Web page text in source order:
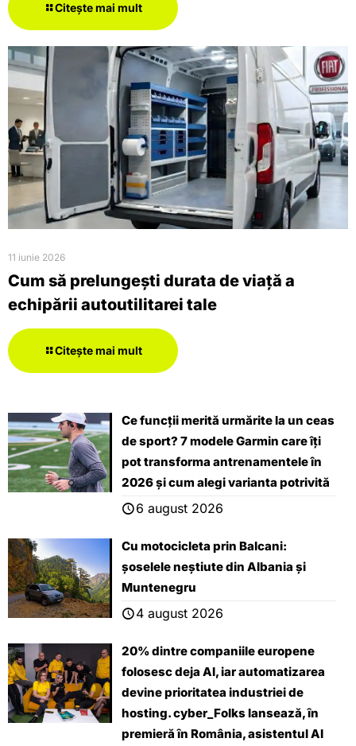
Citește mai mult
11 iunie 2026
Cum să prelungești durata de viață a
echipării autoutilitarei tale
Citește mai mult
Ce funcții merită urmărite la un ceas
de sport? 7 modele Garmin care îți
pot transforma antrenamentele în
2026 și cum alegi varianta potrivită
6 august 2026
Cu motocicleta prin Balcani:
șoselele neștiute din Albania și
Muntenegru
4 august 2026
20% dintre companiile europene
folosesc deja AI, iar automatizarea
devine prioritatea industriei de
hosting. cyber_Folks lansează, ȋn
premieră ȋn România, asistentul AI